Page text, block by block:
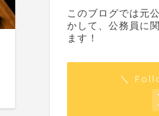
このブログでは元
かして、公務員に
ます！
＼